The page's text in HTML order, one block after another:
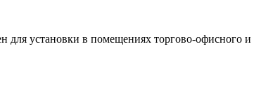
для установки в помещениях торгово-офисного